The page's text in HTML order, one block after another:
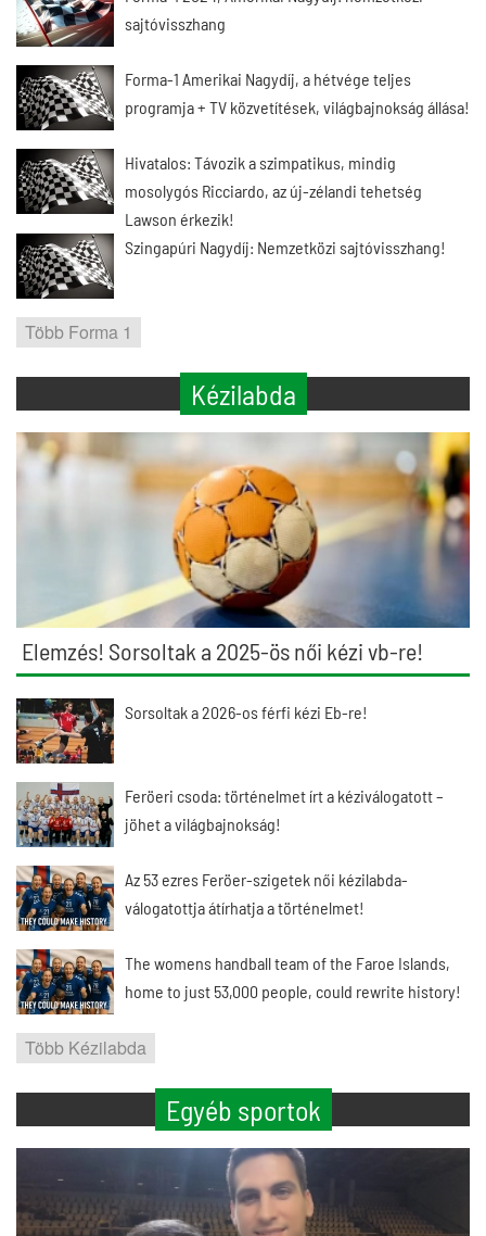
sajtóvisszhang
Forma-1 Amerikai Nagydíj, a hétvége teljes
programja + TV közvetítések, világbajnokság állása!
Hivatalos: Távozik a szimpatikus, mindig
mosolygós Ricciardo, az új-zélandi tehetség
Lawson érkezik!
Szingapúri Nagydíj: Nemzetközi sajtóvisszhang!
Több Forma 1
Kézilabda
Elemzés! Sorsoltak a 2025-ös női kézi vb-re!
Sorsoltak a 2026-os férfi kézi Eb-re!
Feröeri csoda: történelmet írt a kéziválogatott –
jöhet a világbajnokság!
Az 53 ezres Feröer-szigetek női kézilabda-
válogatottja átírhatja a történelmet!
The womens handball team of the Faroe Islands,
home to just 53,000 people, could rewrite history!
Több Kézilabda
Egyéb sportok